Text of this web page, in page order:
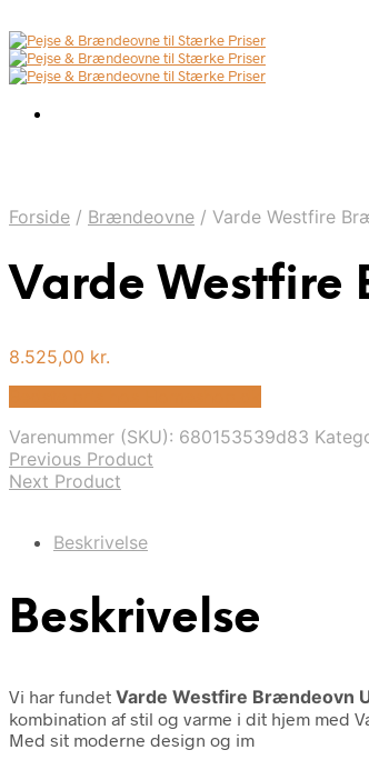
Forside / Brændeovne / Varde Westfire
Varde Westfire
8.525,00 kr.
Varenummer (SKU): 680153539d83
Previous Product
Next Product
Beskrivelse
Beskrivelse
Vi har fundet Varde Westfire Brændeovn
kombination af stil og varme i dit hjem med
Med sit moderne design og im